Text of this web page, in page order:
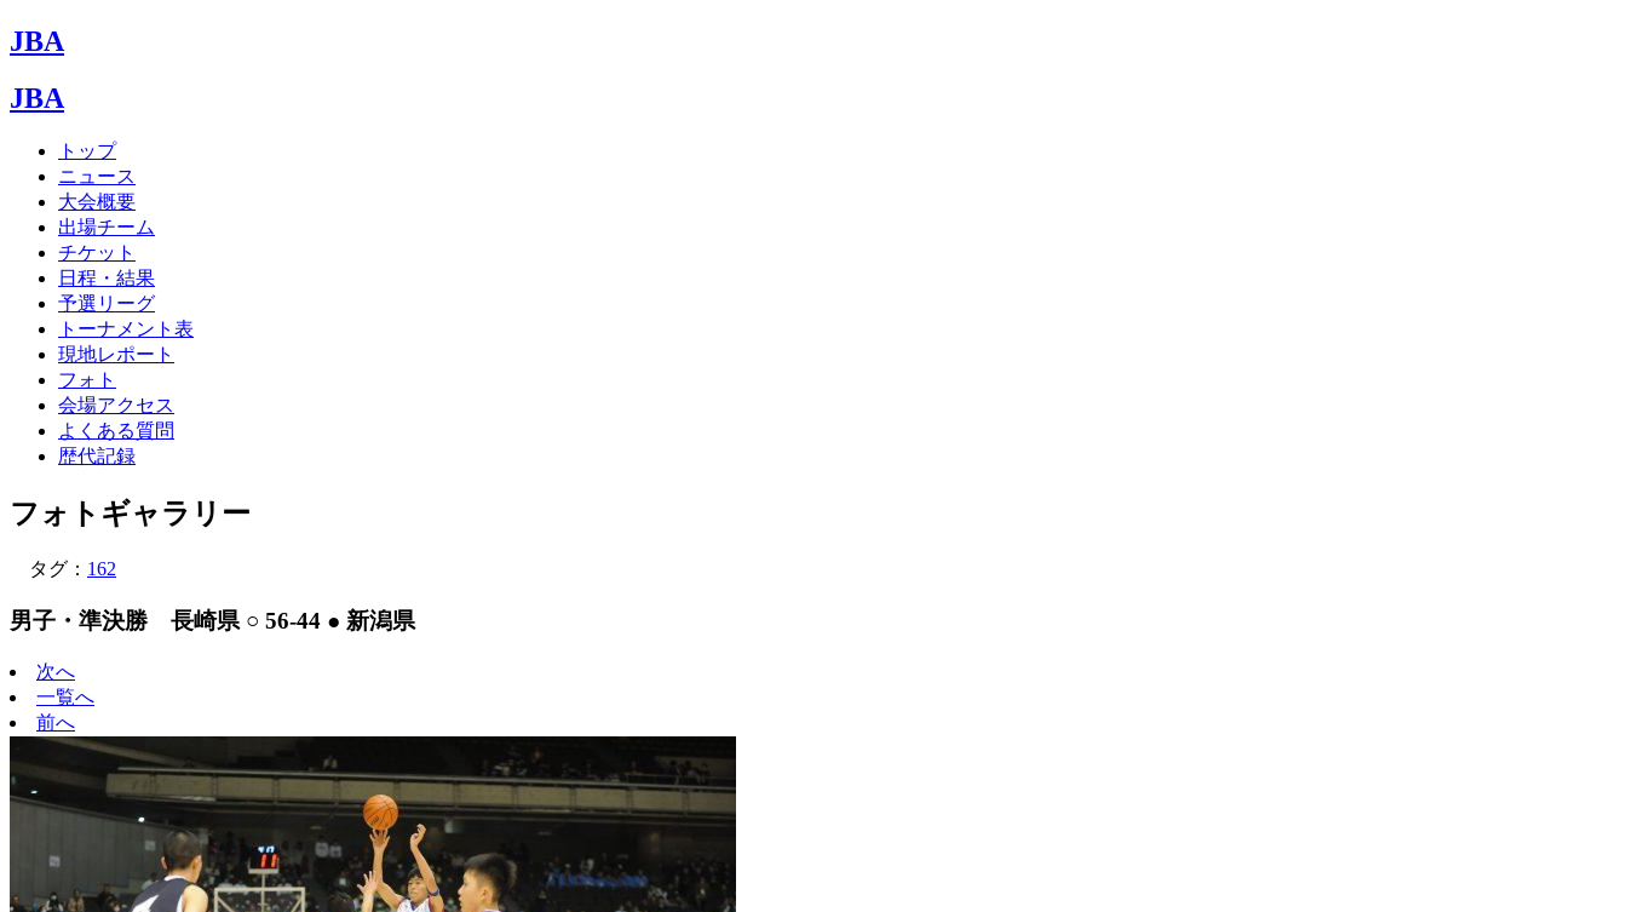
JBA
JBA
トップ
ニュース
大会概要
出場チーム
チケット
日程・結果
予選リーグ
トーナメント表
現地レポート
フォト
会場アクセス
よくある質問
歴代記録
フォトギャラリー
タグ： 162
男子・準決勝 長崎県 ○ 56-44 ● 新潟県
次へ
一覧へ
前へ